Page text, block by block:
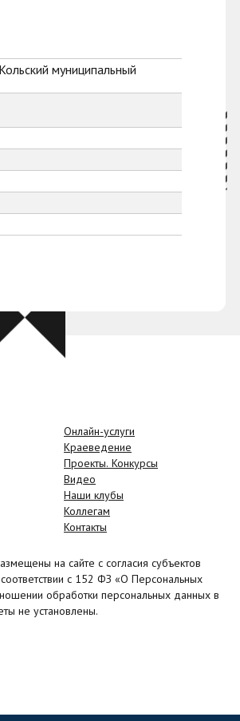
муниципальный
Онлайн-услуги
Краеведение
Проекты. Конкурсы
Видео
Наши клубы
Коллегам
Контакты
на сайте с согласия субъектов
с 152 ФЗ «О Персональных
обработки персональных данных в
не установлены.